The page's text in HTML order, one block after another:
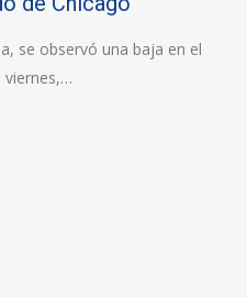
se observó una baja en el
viernes,…